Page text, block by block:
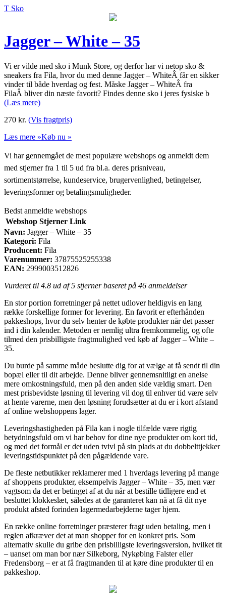
T Sko
Jagger – White – 35
Vi er vilde med sko i Munk Store, og derfor har vi netop sko &
sneakers fra Fila, hvor du med denne Jagger – WhiteÂ får en sikker
vinder til både hverdag og fest. Måske Jagger – WhiteÂ fra
FilaÂ bliver din næste favorit? Findes denne sko i jeres fysiske b
(Læs mere)
270 kr. (Vis fragtpris)
Læs mere »Køb nu »
Vi har gennemgået de mest populære webshops og anmeldt dem
med stjerner fra 1 til 5 ud fra bl.a. deres prisniveau,
sortimentstørrelse, kundeservice, brugervenlighed, betingelser,
leveringsformer og betalingsmuligheder.
Bedst anmeldte webshops
Webshop Stjerner Link
Navn: Jagger – White – 35
Kategori: Fila
Producent: Fila
Varenummer: 37875525255338
EAN: 2999003512826
Vurderet til 4.8 ud af 5 stjerner baseret på 46 anmeldelser
En stor portion forretninger på nettet udlover heldigvis en lang
række forskellige former for levering. En favorit er efterhånden
pakkeshops, hvor du selv henter de købte produkter når det passer
ind i din kalender. Metoden er nemlig ultra fremkommelig, og ofte
tilmed den prisbilligste fragtmulighed ved køb af Jagger – White –
35.
Du burde på samme måde beslutte dig for at vælge at få sendt til din
bopæl eller til dit arbejde. Denne bliver gennemsnitligt en anelse
mere omkostningsfuld, men på den anden side vældig smart. Den
mest prisbevidste løsning til levering vil dog til enhver tid være selv
at hente varerne, men den løsning forudsætter at du er i kort afstand
af online webshoppens lager.
Leveringshastigheden på Fila kan i nogle tilfælde være rigtig
betydningsfuld om vi har behov for dine nye produkter om kort tid,
og med det formål er det uden tvivl på sin plads at du dobbelttjekker
leveringstidspunktet på den pågældende vare.
De fleste netbutikker reklamerer med 1 hverdags levering på mange
af shoppens produkter, eksempelvis Jagger – White – 35, men vær
vagtsom da det er betinget af at du når at bestille tidligere end et
besluttet klokkeslæt, således at de garanteret kan nå at få dit nye
produkt afsted forinden lagermedarbejderne tager hjem.
En række online forretninger præsterer fragt uden betaling, men i
reglen afkræver det at man shopper for en konkret pris. Som
alternativ skulle du gribe den prisbilligste leveringsversion, hvilket tit
– uanset om man bor nær Silkeborg, Nykøbing Falster eller
Fredensborg – er at få fragtmanden til at køre dine produkter til en
pakkeshop.